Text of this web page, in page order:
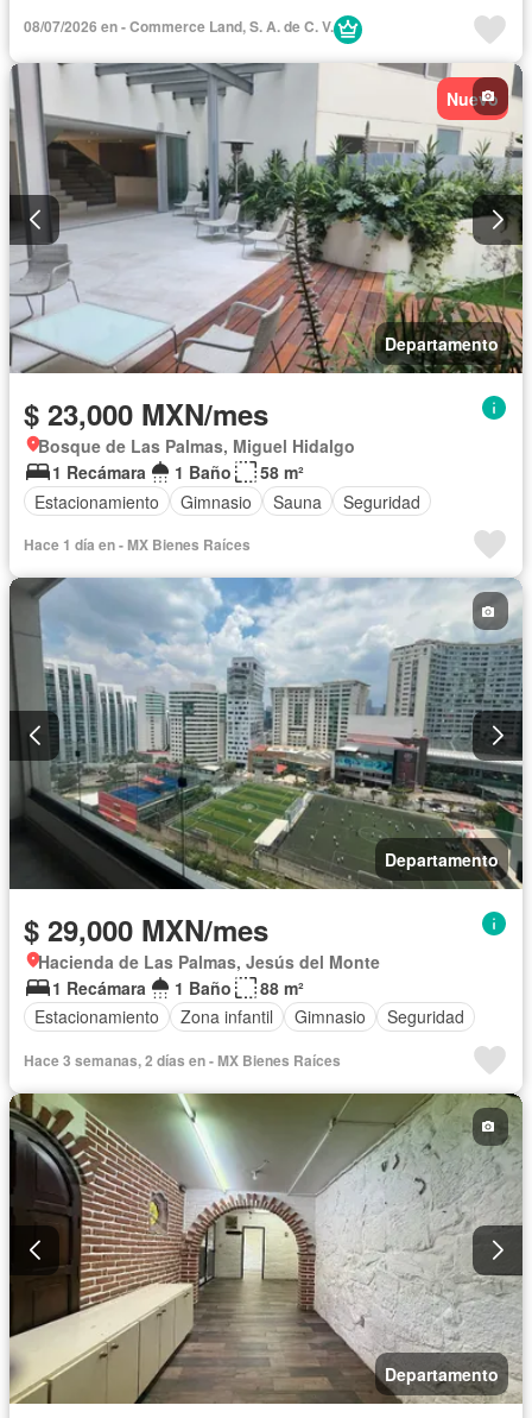
08/07/2026 en - Commerce Land, S. A. de C. V.
Nuevo
Departamento
$ 23,000 MXN/mes
Bosque de Las Palmas, Miguel Hidalgo
1 Recámara
1 Baño
58 m²
Estacionamiento
Gimnasio Sauna Seguridad
Hace 1 día en - MX Bienes Raí­ces
Departamento
$ 29,000 MXN/mes
Hacienda de Las Palmas, Jesús del Monte
1 Recámara
1 Baño
88 m²
Estacionamiento
Zona infantil Gimnasio Seguridad
Hace 3 semanas, 2 días en - MX Bienes Raí­ces
Departamento